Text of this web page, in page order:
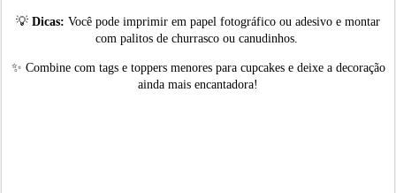
💡 Dicas: Você pode imprimir em papel fotográfico ou adesivo e montar
com palitos de churrasco ou canudinhos.
✨ Combine com tags e toppers menores para cupcakes e deixe a decoração
ainda mais encantadora!